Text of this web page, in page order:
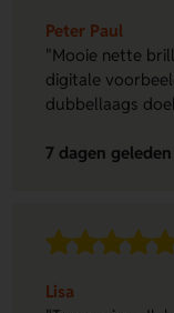
Peter Paul
"Mooie nette
digitale
dubbellaags
7 dagen geleden
Lisa